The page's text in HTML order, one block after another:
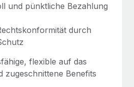
und pünktliche Bezahlung
durch
flexible auf das
zugeschnittene Benefits